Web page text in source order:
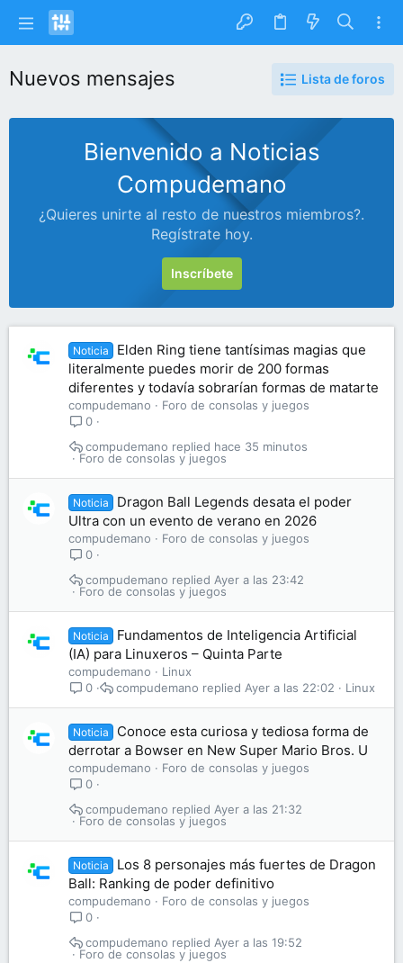
Nuevos mensajes Lista de foros
Bienvenido a Noticias
Compudemano
¿Quieres unirte al resto de nuestros miembros?.
Regístrate hoy.
Inscríbete
Noticia
Elden Ring tiene tantísimas magias que
literalmente puedes morir de 200 formas
diferentes y todavía sobrarían formas de matarte
compudemano
Foro de consolas y juegos
0
Foro de consolas y juegos
hace 35 minutos
compudemano
Noticia
Dragon Ball Legends desata el poder
Ultra con un evento de verano en 2026
compudemano
Foro de consolas y juegos
0
Foro de consolas y juegos
Ayer a las 23:42
compudemano
Noticia
Fundamentos de Inteligencia Artificial
(IA) para Linuxeros – Quinta Parte
compudemano
Linux
0
Linux
Ayer a las 22:02
compudemano
Noticia
Conoce esta curiosa y tediosa forma de
derrotar a Bowser en New Super Mario Bros. U
compudemano
Foro de consolas y juegos
0
Foro de consolas y juegos
Ayer a las 21:32
compudemano
Noticia
Los 8 personajes más fuertes de Dragon
Ball: Ranking de poder definitivo
compudemano
Foro de consolas y juegos
0
Foro de consolas y juegos
Ayer a las 19:52
compudemano